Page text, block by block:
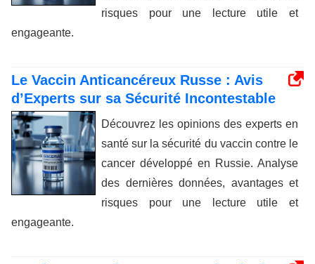
risques pour une lecture utile et
engageante.
Le Vaccin Anticancéreux Russe : Avis
d’Experts sur sa Sécurité Incontestable
Découvrez les opinions des experts en
santé sur la sécurité du vaccin contre le
cancer développé en Russie. Analyse
des dernières données, avantages et
risques pour une lecture utile et
engageante.